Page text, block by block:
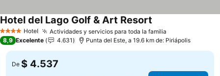
4 EstrellasHotel Actividades y servicios para toda la familia
Hotel del Lago Golf & Art Resort
8,9 Excelente 4.631 Punta del Este, a 19.6 km de: Piriápolis
De $ 4.537